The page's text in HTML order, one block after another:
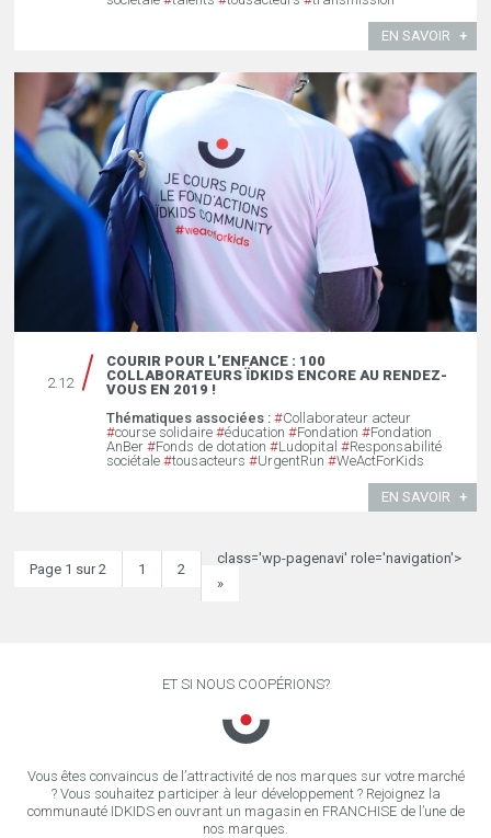
EN SAVOIR
2.12
COURIR POUR L’ENFANCE : 100
COLLABORATEURS ÏDKIDS ENCORE AU RENDEZ-
VOUS EN 2019 !
Thématiques associées : #Collaborateur acteur
#course solidaire #éducation #Fondation #Fondation
AnBer #Fonds de dotation #Ludopital #Responsabilité
sociétale #tousacteurs #UrgentRun #WeActForKids
EN SAVOIR
class='wp-pagenavi' role='navigation'>
Page 1 sur 2 1
2
»
ET SI NOUS COOPÉRIONS?
Vous êtes convaincus de l’attractivité de nos marques sur votre marché
? Vous souhaitez participer à leur développement ? Rejoignez la
communauté IDKIDS en ouvrant un magasin en FRANCHISE de l’une de
nos marques.